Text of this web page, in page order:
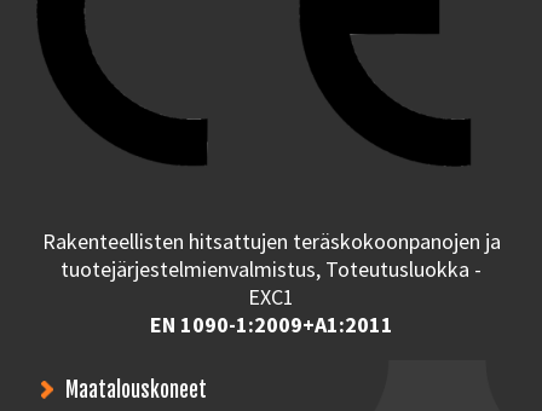
Rakenteellisten hitsattujen teräskokoonpanojen ja
tuotejärjestelmienvalmistus, Toteutusluokka -
EXC1
EN 1090-1:2009+A1:2011
Maatalouskoneet